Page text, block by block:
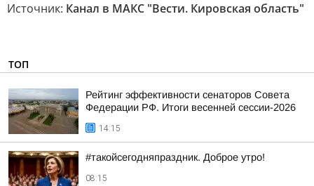
Источник: Канал в МАКС "Вести. Кировская область"
ТОП
Рейтинг эффективности сенаторов Совета
Федерации РФ. Итоги весенней сессии-2026
14:15
#такойсегодняпраздник. Доброе утро!
08:15